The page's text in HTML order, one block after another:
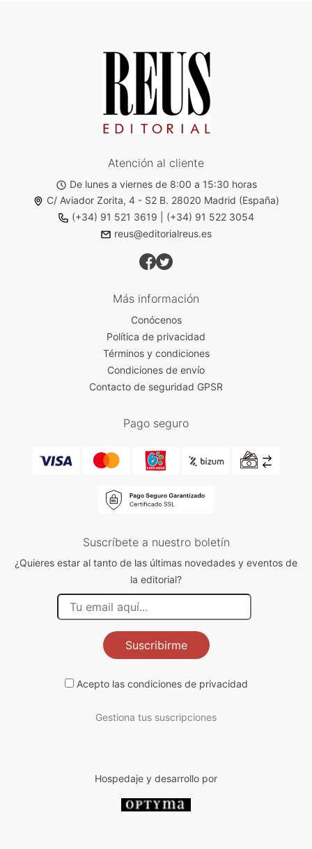
Atención al cliente
De lunes a viernes de 8:00 a 15:30 horas
C/ Aviador Zorita, 4 - S2 B. 28020 Madrid (España)
(+34) 91 521 3619
(+34) 91 522 3054
reus@editorialreus.es
Más información
Conócenos
Política de privacidad
Términos y condiciones
Condiciones de envío
Contacto de seguridad GPSR
Pago seguro
Suscríbete a nuestro boletín
¿Quieres estar al tanto de las últimas novedades y eventos de
la editorial?
Suscribirme
Acepto las condiciones de privacidad
Gestiona tus suscripciones
Hospedaje y desarrollo por